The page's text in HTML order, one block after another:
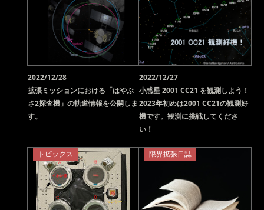
2022/12/28
拡張ミッションにおける「はやぶ
さ2探査機」の軌道情報を公開しま
す。
2022/12/27
小惑星 2001 CC21 を観測しよう！
2023年初めは2001 CC21の観測好
機です。観測に挑戦してくださ
い！
トピックス 限界拡張日誌